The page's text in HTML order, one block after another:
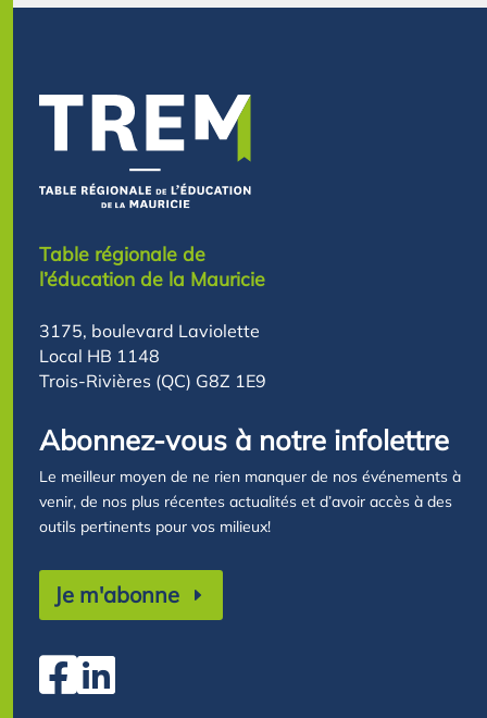
Table régionale de
l’éducation de la Mauricie
3175, boulevard Laviolette
Local HB 1148
Trois-Rivières (QC) G8Z 1E9
Abonnez-vous à notre infolettre
Le meilleur moyen de ne rien manquer de nos événements à
venir, de nos plus récentes actualités et d’avoir accès à des
outils pertinents pour vos milieux!
Je m'abonne
 